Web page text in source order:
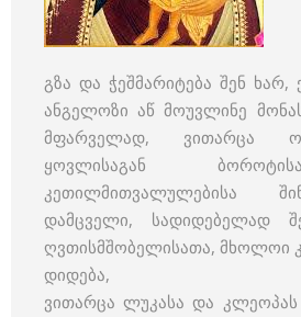
გზა და ჭეშმარიტება შენ ხარ,
ანგელოზი აწ მოუვლინე
მფარველად, ვითარცა
ყოვლისაგან
კეთილმითვალულებისა
დამცველი, სადიდებელად
ღვთისმშობელისათა, მხოლოი
დიდება,
ვითარცა ლუკასა და კლეოპას